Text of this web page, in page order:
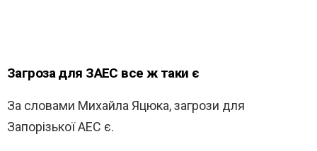
Загроза для ЗАЕС все ж таки є
За словами Михайла Яцюка, загрози для
Запорізької АЕС є.